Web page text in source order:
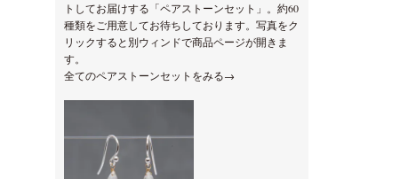
トしてお届けする「ペアストーンセット」。約60
種類をご用意してお待ちしております。写真をク
リックすると別ウィンドで商品ページが開きま
す。
全てのペアストーンセットをみる→